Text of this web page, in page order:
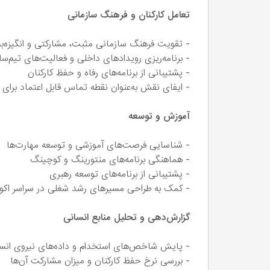
تعامل کارکنان و فرهنگ سازمانی
- تقویت فرهنگ سازمانی مثبت، مشارکتی و
- برنامه‌ریزی رویدادهای داخلی و فعالیت‌های
- پشتیبانی از برنامه‌های رفاه و حفظ کارکنان
- ایفای نقش به‌عنوان نقطه تماس قابل اعتماد برای
آموزش و توسعه
- شناسایی فرصت‌های آموزشی و توسعه مهارت‌ها
- هماهنگی برنامه‌های منتورینگ و کوچینگ
- پشتیبانی از برنامه‌های توسعه رهبری
- کمک به طراحی مسیرهای رشد شغلی در سراسر
گزارش‌دهی و تحلیل منابع انسانی
- پایش شاخص‌های استخدام و داده‌های نیروی
- بررسی نرخ حفظ کارکنان و میزان مشارکت آن‌ها